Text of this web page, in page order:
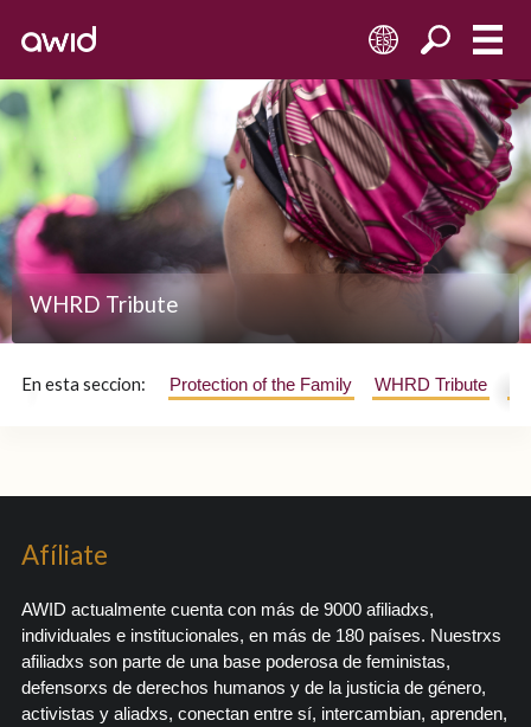
ES
WHRD Tribute
En esta seccion: Protection of the Family WHRD Tribute
Afíliate
AWID actualmente cuenta con más de 9000 afiliadxs,
individuales e institucionales, en más de 180 países. Nuestrxs
afiliadxs son parte de una base poderosa de feministas,
defensorxs de derechos humanos y de la justicia de género,
activistas y aliadxs, conectan entre sí, intercambian, aprenden,